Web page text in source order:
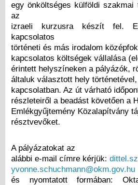
egy önköltséges külföldi
az
izraeli kurzusra készít fel.
kapcsolatos
történeti és más irodalom
kapcsolatos költségek vállalása
érintett helyszíneken a pályázók,
általuk választott hely
kapcsolatban. Az út várható
részleteiről a beadást követően a
Emlékgyűjtemény Közalapítvány
résztvevőket.
A pályázatokat az
alábbi e-mail címre kérjük:
yvonne.schuchmann@okm.gov.hu
és nyomtatott formában: